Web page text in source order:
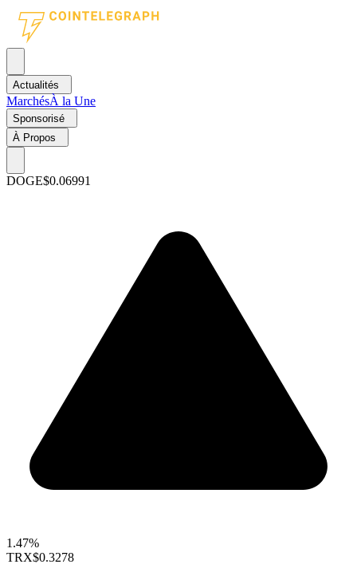
Actualités
MarchésÀ la Une
Sponsorisé
À Propos
DOGE$0.06991
1.47%
TRX$0.3278